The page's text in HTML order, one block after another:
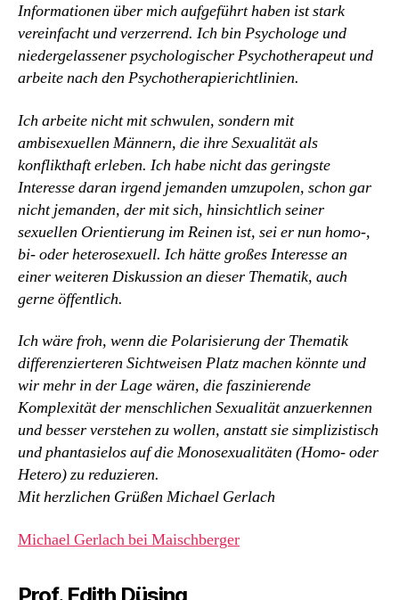
Informationen über mich aufgeführt haben ist stark
vereinfacht und verzerrend. Ich bin Psychologe und
niedergelassener psychologischer Psychotherapeut und
arbeite nach den Psychotherapierichtlinien.
Ich arbeite nicht mit schwulen, sondern mit
ambisexuellen Männern, die ihre Sexualität als
konflikthaft erleben. Ich habe nicht das geringste
Interesse daran irgend jemanden umzupolen, schon gar
nicht jemanden, der mit sich, hinsichtlich seiner
sexuellen Orientierung im Reinen ist, sei er nun homo-,
bi- oder heterosexuell. Ich hätte großes Interesse an
einer weiteren Diskussion an dieser Thematik, auch
gerne öffentlich.
Ich wäre froh, wenn die Polarisierung der Thematik
differenzierteren Sichtweisen Platz machen könnte und
wir mehr in der Lage wären, die faszinierende
Komplexität der menschlichen Sexualität anzuerkennen
und besser verstehen zu wollen, anstatt sie simplizistisch
und phantasielos auf die Monosexualitäten (Homo- oder
Hetero) zu reduzieren.
Mit herzlichen Grüßen Michael Gerlach
Michael Gerlach bei Maischberger
Prof. Edith Düsing